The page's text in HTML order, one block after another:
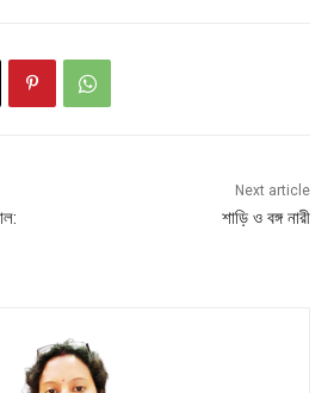
Next article
শাড়ি ও বঙ্গ নারী